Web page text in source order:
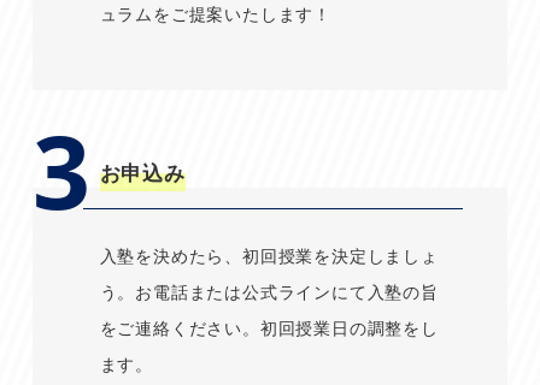
ュラムをご提案いたします！
3 お申込み
入塾を決めたら、初回授業を決定しましょ
う。お電話または公式ラインにて入塾の旨
をご連絡ください。初回授業日の調整をし
ます。